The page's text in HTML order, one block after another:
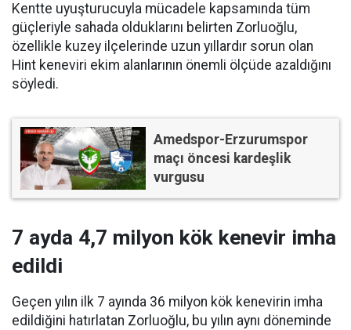
Kentte uyuşturucuyla mücadele kapsamında tüm
güçleriyle sahada olduklarını belirten Zorluoğlu,
özellikle kuzey ilçelerinde uzun yıllardır sorun olan
Hint keneviri ekim alanlarının önemli ölçüde azaldığını
söyledi.
Amedspor-Erzurumspor
maçı öncesi kardeşlik
vurgusu
7 ayda 4,7 milyon kök kenevir imha
edildi
Geçen yılın ilk 7 ayında 36 milyon kök kenevirin imha
edildiğini hatırlatan Zorluoğlu, bu yılın aynı döneminde